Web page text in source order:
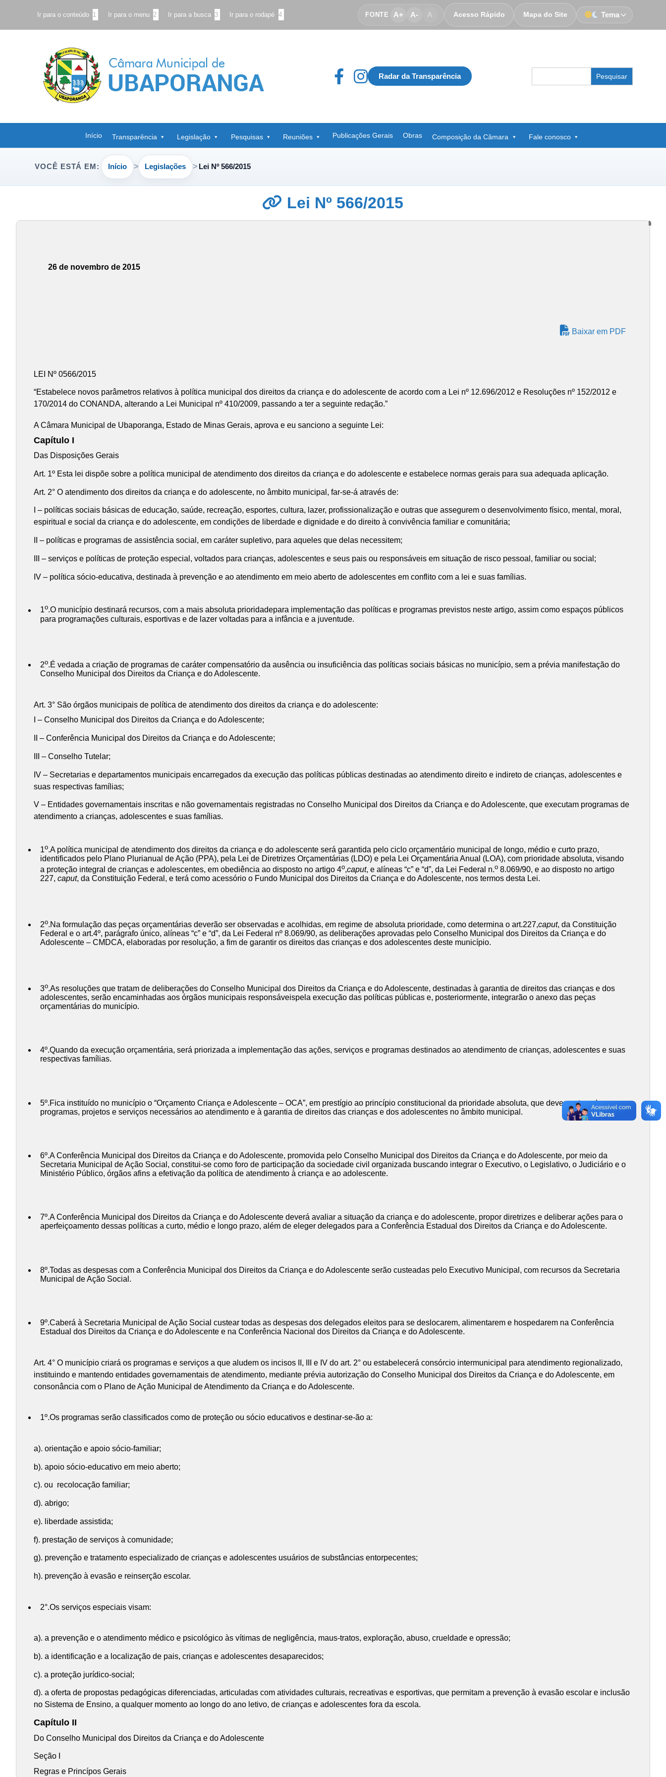
Ir para o conteúdo 1 Ir para o menu 2 Ir para a busca 3 Ir para o rodapé 4 FONTE A+ A- A Acesso Rápido Mapa do Site Tema
Radar da Transparência
for:
Início Transparência Legislação Pesquisas Reuniões Publicações Gerais Obras Composição da Câmara Fale conosco
VOCÊ ESTÁ EM: Início Legislações Lei Nº 566/2015
Lei Nº 566/2015
26 de novembro de 2015
Baixar em PDF
LEI Nº 0566/2015
“Estabelece novos parâmetros relativos à política municipal dos direitos da criança e do adolescente de acordo com a Lei nº 12.696/2012 e Resoluções nº 152/2012 e
170/2014 do CONANDA, alterando a Lei Municipal nº 410/2009, passando a ter a seguinte redação.”
A Câmara Municipal de Ubaporanga, Estado de Minas Gerais, aprova e eu sanciono a seguinte Lei:
Capítulo I
Das Disposições Gerais
Art. 1º Esta lei dispõe sobre a política municipal de atendimento dos direitos da criança e do adolescente e estabelece normas gerais para sua adequada aplicação.
Art. 2° O atendimento dos direitos da criança e do adolescente, no âmbito municipal, far-se-á através de:
I – políticas sociais básicas de educação, saúde, recreação, esportes, cultura, lazer, profissionalização e outras que assegurem o desenvolvimento físico, mental, moral,
espiritual e social da criança e do adolescente, em condições de liberdade e dignidade e do direito à convivência familiar e comunitária;
II – políticas e programas de assistência social, em caráter supletivo, para aqueles que delas necessitem;
III – serviços e políticas de proteção especial, voltados para crianças, adolescentes e seus pais ou responsáveis em situação de risco pessoal, familiar ou social;
IV – política sócio-educativa, destinada à prevenção e ao atendimento em meio aberto de adolescentes em conflito com a lei e suas famílias.
1o.O município destinará recursos, com a mais absoluta prioridadepara implementação das políticas e programas previstos neste artigo, assim como espaços públicos
para programações culturais, esportivas e de lazer voltadas para a infância e a juventude.
2o.É vedada a criação de programas de caráter compensatório da ausência ou insuficiência das políticas sociais básicas no município, sem a prévia manifestação do
Conselho Municipal dos Direitos da Criança e do Adolescente.
Art. 3° São órgãos municipais de política de atendimento dos direitos da criança e do adolescente:
I – Conselho Municipal dos Direitos da Criança e do Adolescente;
II – Conferência Municipal dos Direitos da Criança e do Adolescente;
III – Conselho Tutelar;
IV – Secretarias e departamentos municipais encarregados da execução das políticas públicas destinadas ao atendimento direito e indireto de crianças, adolescentes e
suas respectivas famílias;
V – Entidades governamentais inscritas e não governamentais registradas no Conselho Municipal dos Direitos da Criança e do Adolescente, que executam programas de
atendimento a crianças, adolescentes e suas famílias.
1o.A política municipal de atendimento dos direitos da criança e do adolescente será garantida pelo ciclo orçamentário municipal de longo, médio e curto prazo,
identificados pelo Plano Plurianual de Ação (PPA), pela Lei de Diretrizes Orçamentárias (LDO) e pela Lei Orçamentária Anual (LOA), com prioridade absoluta, visando
a proteção integral de crianças e adolescentes, em obediência ao disposto no artigo 4o,caput, e alíneas “c” e “d”, da Lei Federal n.o 8.069/90, e ao disposto no artigo
227, caput, da Constituição Federal, e terá como acessório o Fundo Municipal dos Direitos da Criança e do Adolescente, nos termos desta Lei.
2o.Na formulação das peças orçamentárias deverão ser observadas e acolhidas, em regime de absoluta prioridade, como determina o art.227,caput, da Constituição
Federal e o art.4º, parágrafo único, alíneas “c” e “d”, da Lei Federal nº 8.069/90, as deliberações aprovadas pelo Conselho Municipal dos Direitos da Criança e do
Adolescente – CMDCA, elaboradas por resolução, a fim de garantir os direitos das crianças e dos adolescentes deste município.
3o.As resoluções que tratam de deliberações do Conselho Municipal dos Direitos da Criança e do Adolescente, destinadas à garantia de direitos das crianças e dos
adolescentes, serão encaminhadas aos órgãos municipais responsáveispela execução das políticas públicas e, posteriormente, integrarão o anexo das peças
orçamentárias do município.
4º.Quando da execução orçamentária, será priorizada a implementação das ações, serviços e programas destinados ao atendimento de crianças, adolescentes e suas
respectivas famílias.
5º.Fica instituído no município o “Orçamento Criança e Adolescente – OCA”, em prestígio ao princípio constitucional da prioridade absoluta, que deve contemplar os
programas, projetos e serviços necessários ao atendimento e à garantia de direitos das crianças e dos adolescentes no âmbito municipal.
6º.A Conferência Municipal dos Direitos da Criança e do Adolescente, promovida pelo Conselho Municipal dos Direitos da Criança e do Adolescente, por meio da
Secretaria Municipal de Ação Social, constitui-se como foro de participação da sociedade civil organizada buscando integrar o Executivo, o Legislativo, o Judiciário e o
Ministério Público, órgãos afins a efetivação da política de atendimento à criança e ao adolescente.
7º.A Conferência Municipal dos Direitos da Criança e do Adolescente deverá avaliar a situação da criança e do adolescente, propor diretrizes e deliberar ações para o
aperfeiçoamento dessas políticas a curto, médio e longo prazo, além de eleger delegados para a Conferência Estadual dos Direitos da Criança e do Adolescente.
8º.Todas as despesas com a Conferência Municipal dos Direitos da Criança e do Adolescente serão custeadas pelo Executivo Municipal, com recursos da Secretaria
Municipal de Ação Social.
9º.Caberá à Secretaria Municipal de Ação Social custear todas as despesas dos delegados eleitos para se deslocarem, alimentarem e hospedarem na Conferência
Estadual dos Direitos da Criança e do Adolescente e na Conferência Nacional dos Direitos da Criança e do Adolescente.
Art. 4° O município criará os programas e serviços a que aludem os incisos II, III e IV do art. 2° ou estabelecerá consórcio intermunicipal para atendimento regionalizado,
instituindo e mantendo entidades governamentais de atendimento, mediante prévia autorização do Conselho Municipal dos Direitos da Criança e do Adolescente, em
consonância com o Plano de Ação Municipal de Atendimento da Criança e do Adolescente.
1º.Os programas serão classificados como de proteção ou sócio educativos e destinar-se-ão a:
a). orientação e apoio sócio-familiar;
b). apoio sócio-educativo em meio aberto;
c). ou recolocação familiar;
d). abrigo;
e). liberdade assistida;
f). prestação de serviços à comunidade;
g). prevenção e tratamento especializado de crianças e adolescentes usuários de substâncias entorpecentes;
h). prevenção à evasão e reinserção escolar.
2°.Os serviços especiais visam:
a). a prevenção e o atendimento médico e psicológico às vítimas de negligência, maus-tratos, exploração, abuso, crueldade e opressão;
b). a identificação e a localização de pais, crianças e adolescentes desaparecidos;
c). a proteção jurídico-social;
d). a oferta de propostas pedagógicas diferenciadas, articuladas com atividades culturais, recreativas e esportivas, que permitam a prevenção à evasão escolar e inclusão
no Sistema de Ensino, a qualquer momento ao longo do ano letivo, de crianças e adolescentes fora da escola.
Capítulo II
Do Conselho Municipal dos Direitos da Criança e do Adolescente
Seção I
Regras e Princípos Gerais